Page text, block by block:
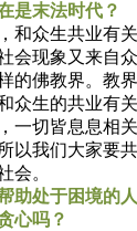
是末法时代？
众生共业有关
会现象又来自
的佛教界。教
众生的共业有关
切皆息息相关
以我们大家要
会。
助处于困境的
心吗？